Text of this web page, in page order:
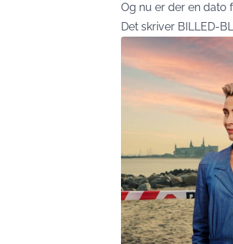
Og nu er der en dato
Det skriver BILLED-